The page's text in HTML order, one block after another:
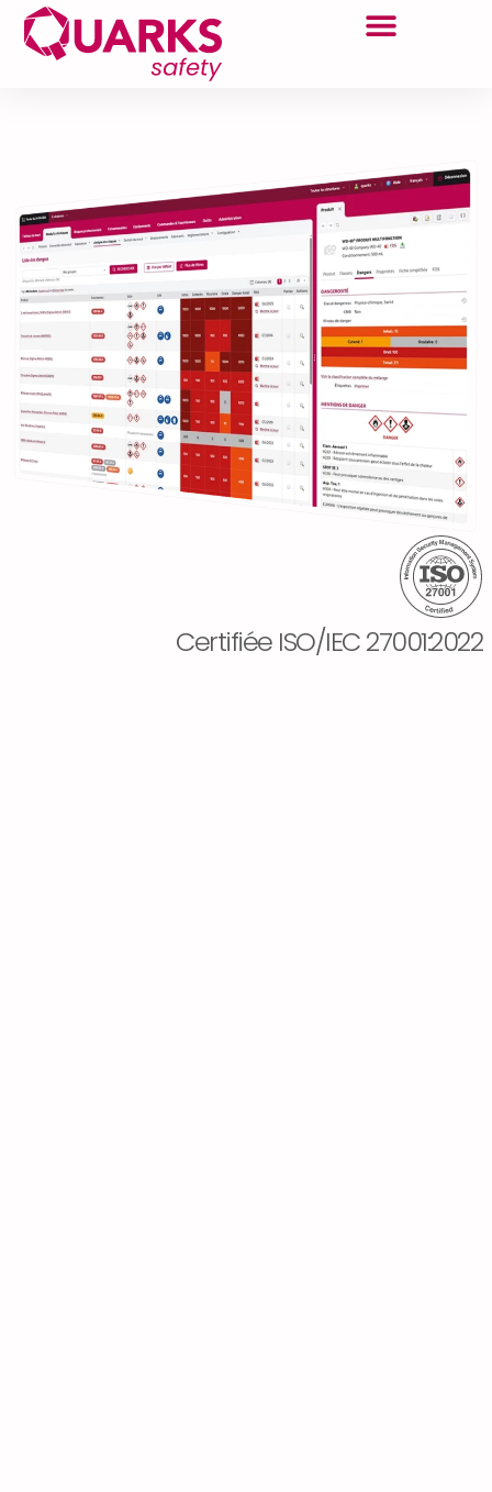
Certifiée ISO/IEC 27001:2022